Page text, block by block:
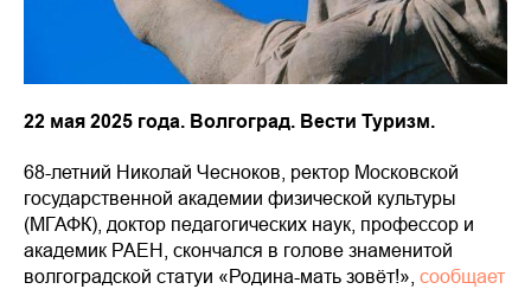
22 мая 2025 года. Волгоград. Вести Туризм.
68-летний Николай Чесноков, ректор Московской
государственной академии физической культуры
(МГАФК), доктор педагогических наук, профессор и
академик РАЕН, скончался в голове знаменитой
волгоградской статуи «Родина-мать зовёт!», сообщает